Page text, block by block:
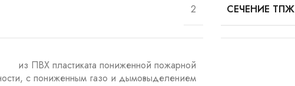
2 СЕЧЕНИЕ ТПЖ
из ПВХ пластиката пониженной пожарной
с пониженным газо и дымовыделением